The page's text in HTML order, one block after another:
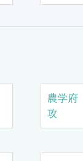
農学
攻